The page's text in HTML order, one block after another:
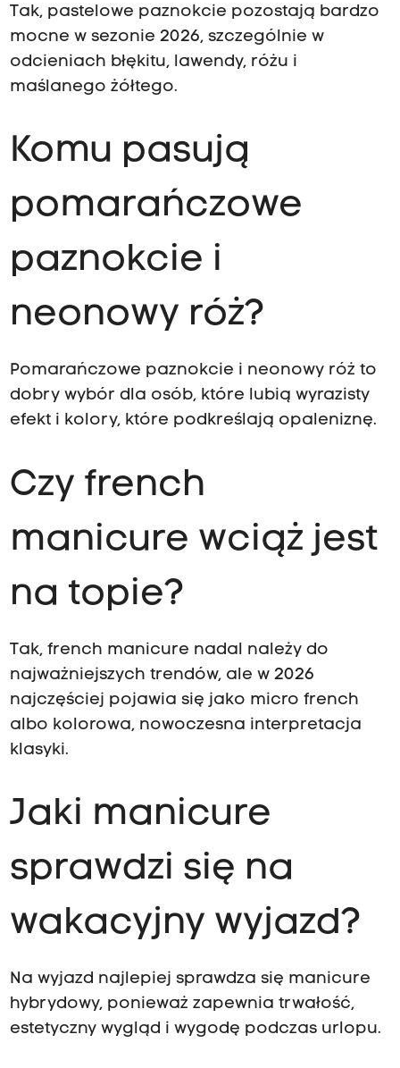
Tak, pastelowe paznokcie pozostają bardzo
mocne w sezonie 2026, szczególnie w
odcieniach błękitu, lawendy, różu i
maślanego żółtego.
Komu pasują
pomarańczowe
paznokcie i
neonowy róż?
Pomarańczowe paznokcie i neonowy róż to
dobry wybór dla osób, które lubią wyrazisty
efekt i kolory, które podkreślają opaleniznę.
Czy french
manicure wciąż jest
na topie?
Tak, french manicure nadal należy do
najważniejszych trendów, ale w 2026
najczęściej pojawia się jako micro french
albo kolorowa, nowoczesna interpretacja
klasyki.
Jaki manicure
sprawdzi się na
wakacyjny wyjazd?
Na wyjazd najlepiej sprawdza się manicure
hybrydowy, ponieważ zapewnia trwałość,
estetyczny wygląd i wygodę podczas urlopu.